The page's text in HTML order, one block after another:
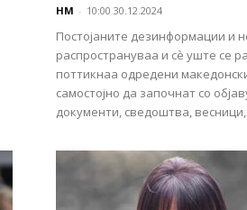
НМ - 10:00 30.12.2024
Постојаните дезинформации и
распространуваа и сѐ уште се
поттикнаа одредени
самостојно да започнат со
документи, сведоштва,